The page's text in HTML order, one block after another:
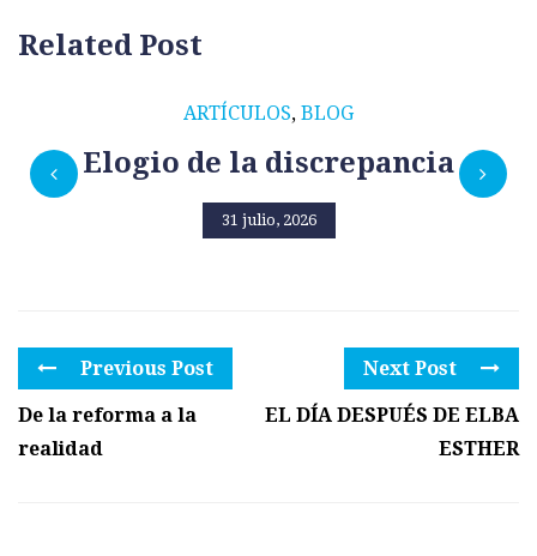
Related Post
ARTÍCULOS, BLOG
Elogio de la discrepancia
31 julio, 2026
Previous Post
De la reforma a la
realidad
Next Post
EL DÍA DESPUÉS DE ELBA
ESTHER